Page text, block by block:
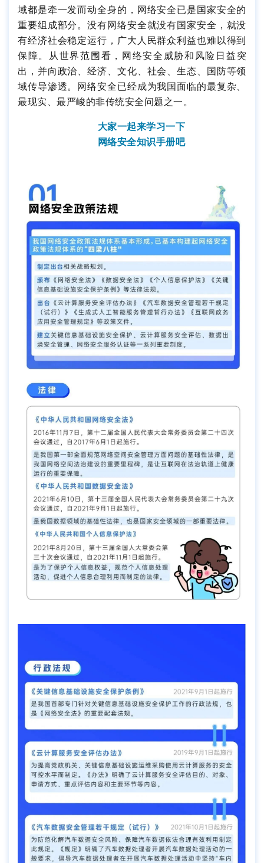
域都是牵一发而动全身的，网络安全已是国家安全的
重要组成部分。没有网络安全就没有国家安全，就没
有经济社会稳定运行，广大人民群众利益也难以得到
保障。从世界范围看，网络安全威胁和风险日益突
出，并向政治、经济、文化、社会、生态、国防等领
域传导渗透。网络安全已经成为我国面临的最复杂、
最现实、最严峻的非传统安全问题之一。
大家一起来学习一下
网络安全知识手册吧